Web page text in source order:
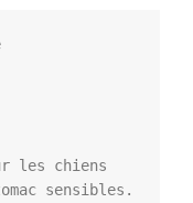
les chiens
sensibles.